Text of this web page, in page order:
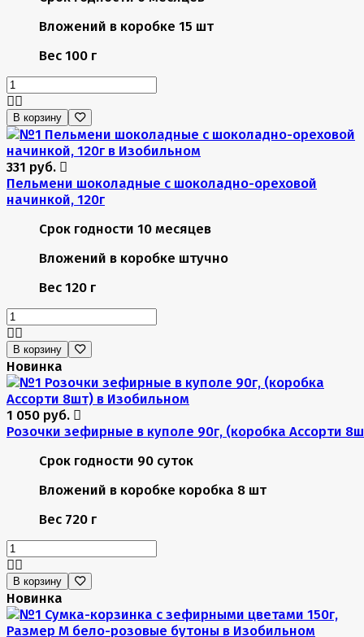
Вложений в коробке 15 шт
Вес 100 г
В корзину
331 руб.
Пельмени шоколадные с шоколадно-ореховой
начинкой, 120г
Срок годности 10 месяцев
Вложений в коробке штучно
Вес 120 г
В корзину
Новинка
1 050 руб.
Розочки зефирные в куполе 90г, (коробка Ассорти
Срок годности 90 суток
Вложений в коробке коробка 8 шт
Вес 720 г
В корзину
Новинка